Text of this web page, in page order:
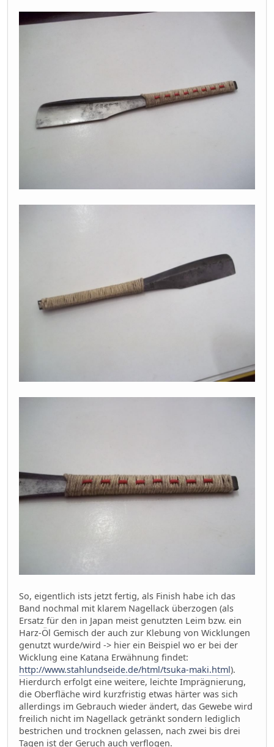
So, eigentlich ists jetzt fertig, als Finish habe ich das
Band nochmal mit klarem Nagellack überzogen (als
Ersatz für den in Japan meist genutzten Leim bzw. ein
Harz-Öl Gemisch der auch zur Klebung von Wicklungen
genutzt wurde/wird -> hier ein Beispiel wo er bei der
Wicklung eine Katana Erwähnung findet:
http://www.stahlundseide.de/html/tsuka-maki.html).
Hierdurch erfolgt eine weitere, leichte Imprägnierung,
die Oberfläche wird kurzfristig etwas härter was sich
allerdings im Gebrauch wieder ändert, das Gewebe wird
freilich nicht im Nagellack getränkt sondern lediglich
bestrichen und trocknen gelassen, nach zwei bis drei
Tagen ist der Geruch auch verflogen.